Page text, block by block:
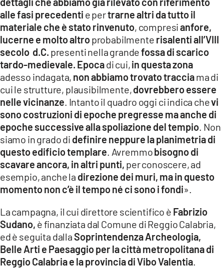
alle fasi precedenti e pertrarne altri da tutto il
materiale che è stato rinvenuto, compresianfore,
lucerne e molto altroprobabilmente risalenti all’VIII
secolo d.C. presenti nella grandefossa di scarico
tardo-medievale. Epocadi cui,in questa zona
adesso indagata, non abbiamo trovato tracciama di
cui le strutture, plausibilmente,dovrebbero essere
nelle vicinanze. Intanto il quadro oggi ci indica chevi
sono costruzioni di epoche pregresse ma anche di
epoche successive alla spoliazione del tempio. Non
siamo in grado di definire neppure la planimetria di
questo edificio templare. Avremmobisogno di
scavare ancora, in altri punti, per conoscere, ad
esempio, anche la direzione dei muri, ma in questo
momento non c’è il tempo né ci sono i fondi».
La campagna, il cui direttore scientifico è Fabrizio
Sudano, è finanziata dal Comune di Reggio Calabria,
ed è seguita dallaSoprintendenza Archeologia,
Belle Arti e Paesaggio per la città metropolitana di
Reggio Calabria e la provincia di Vibo Valentia.